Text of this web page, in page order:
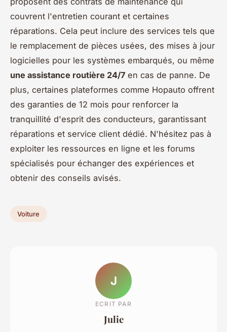
couvrent l'entretien courant et certaines
réparations. Cela peut inclure des services tels que
le remplacement de pièces usées, des mises à jour
logicielles pour les systèmes embarqués, ou même
une assistance routière 24/7 en cas de panne. De
plus, certaines plateformes comme Hopauto offrent
des garanties de 12 mois pour renforcer la
tranquillité d'esprit des conducteurs, garantissant
réparations et service client dédié. N'hésitez pas à
exploiter les ressources en ligne et les forums
spécialisés pour échanger des expériences et
obtenir des conseils avisés.
Voiture
J
ECRIT PAR
Julie